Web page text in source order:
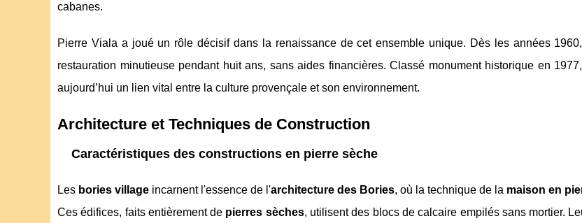
cabanes.
Pierre Viala a joué un rôle décisif dans la renaissance de cet ensemble unique. Dès les années
restauration minutieuse pendant huit ans, sans aides financières. Classé monument historique en
aujourd’hui un lien vital entre la culture provençale et son environnement.
Architecture et Techniques de Construction
Caractéristiques des constructions en pierre sèche
Les bories village incarnent l'essence de l'architecture des Bories, où la technique de la maison en
Ces édifices, faits entièrement de pierres sèches, utilisent des blocs de calcaire empilés sans mortier.